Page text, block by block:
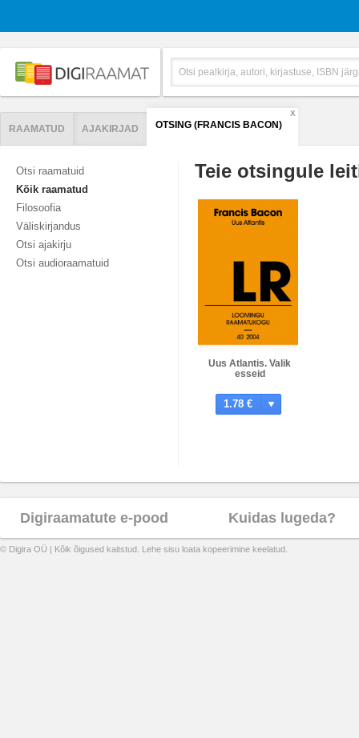
RAAMATUD AJAKIRJAD OTSING (FRANCIS BACON)
X
Otsi raamatuid
Kõik raamatud
Filosoofia
Väliskirjandus
Otsi ajakirju
Otsi audioraamatuid
Teie otsingule
Uus Atlantis. Valik
esseid
1.78 €
Digiraamatute e-pood Kuidas lugeda?
© Digira OÜ | Kõik õigused kaitstud. Lehe sisu loata kopeerimine keelatud.